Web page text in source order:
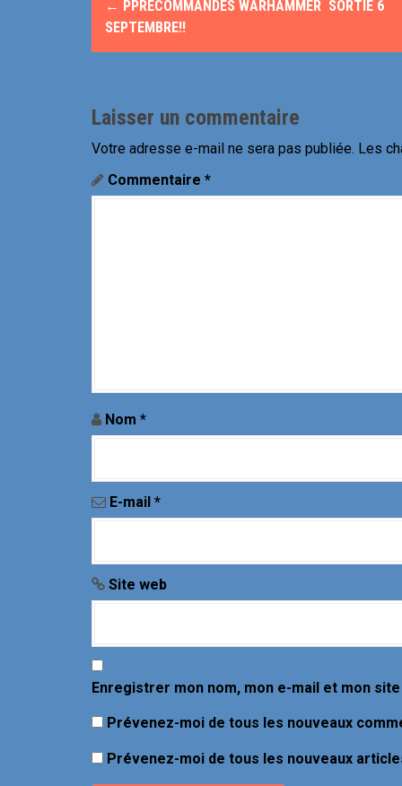
i
g
a
t
e
l
a
r
t
i
l
e
← PPRÉCOMMANDES WARHAMMER SORTIE 6
SEPTEMBRE!!
Laisser un commentaire
Votre adresse e-mail ne sera pas publiée. Les
Commentaire *
Nom *
E-mail *
Site web
Enregistrer mon nom, mon e-mail et mon
Prévenez-moi de tous les nouveaux
Prévenez-moi de tous les nouveaux